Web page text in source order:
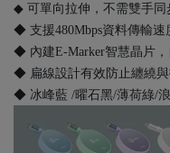
◆ 可單向拉伸，不需雙手同
◆ 支援480Mbps資料傳輸速
◆ 內建E-Marker智慧晶片
◆ 扁線設計有效防止纏繞
◆ 冰峰藍 /曜石黑/薄荷綠/